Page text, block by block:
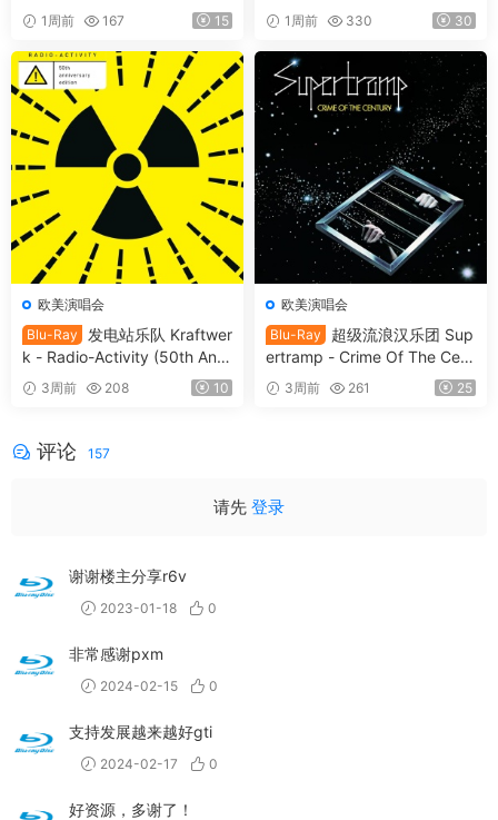
1周前 167 15
025 [BDMV 44.4GB]
1周前 330 30
欧美演唱会
Blu-Ray
发电站乐队 Kraftwer
k - Radio-Activity (50th Anni
versary Edition) 2026 Blu-Ra
y Audio [BDMV 9.54GB]
3周前 208 10
欧美演唱会
Blu-Ray
超级流浪汉乐团 Sup
ertramp - Crime Of The Cent
ury 2026 SD Blu-Ray [BDMV
21.9GB]
3周前 261 25
评论 157
请先 登录
谢谢楼主分享r6v
2023-01-18 0
非常感谢pxm
2024-02-15 0
支持发展越来越好gti
2024-02-17 0
好资源，多谢了！